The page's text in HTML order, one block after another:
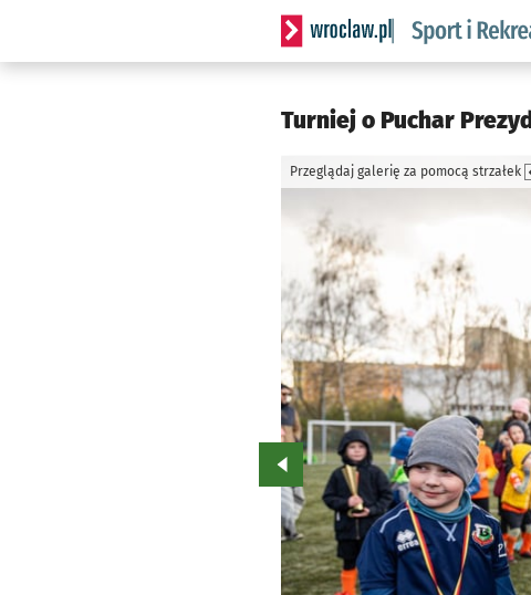
Serwis informacyjny
Turniej o Puchar
Przeglądaj galerię za pomocą strzałek
Przejdź do poprzedniego